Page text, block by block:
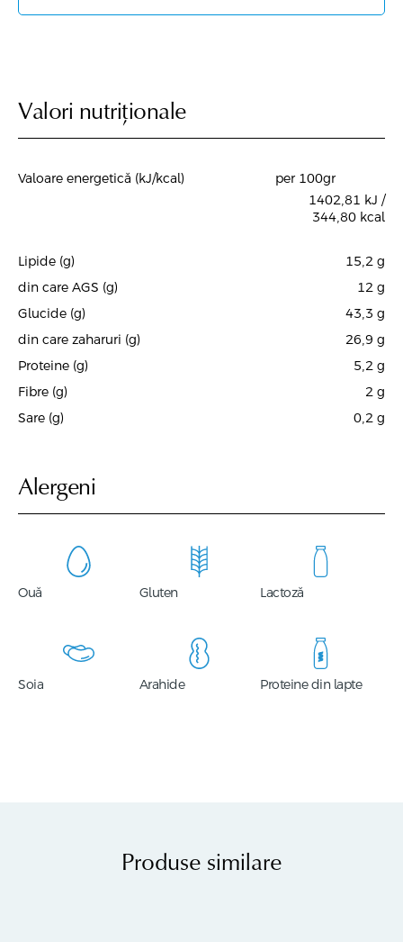
Valori nutriționale
Valoare energetică (kJ/kcal)
per 100gr
1402,81 kJ /
344,80 kcal
Lipide (g) 15,2 g
din care AGS (g)
12 g
Glucide (g)
43,3 g
din care zaharuri (g)
26,9 g
Proteine (g)
5,2 g
Fibre (g)
2 g
Sare (g)
0,2 g
Alergeni
Ouă Gluten Lactoză
Soia Arahide Proteine din lapte
Produse similare